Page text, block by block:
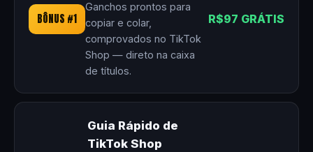
BÔNUS #1
Ganchos prontos para
copiar e colar,
comprovados no TikTok
Shop — direto na caixa
de títulos.
R$97 GRÁTIS
Guia Rápido de
TikTok Shop